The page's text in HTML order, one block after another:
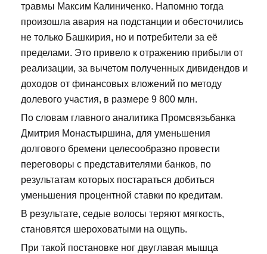
травмы Максим Калиниченко. Напомню тогда
произошла авария на подстанции и обесточились
не только Башкирия, но и потребители за её
пределами. Это привело к отражению прибыли от
реализации, за вычетом полученных дивидендов и
доходов от финансовых вложений по методу
долевого участия, в размере 9 800 млн.
По словам главного аналитика Промсвязьбанка
Дмитрия Монастыршина, для уменьшения
долгового бремени целесообразно провести
переговоры с представителями банков, по
результатам которых постараться добиться
уменьшения процентной ставки по кредитам.
В результате, седые волосы теряют мягкость,
становятся шероховатыми на ощупь.
При такой постановке ног двуглавая мышца